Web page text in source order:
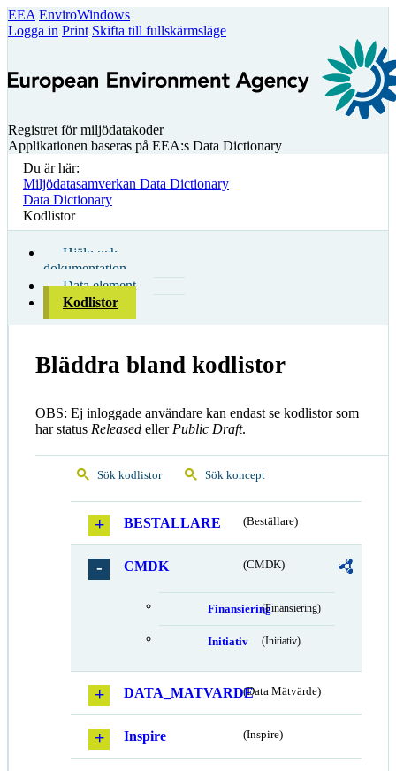
EEA EnviroWindows
Logga in Print Skifta till fullskärmsläge
Registret för miljödatakoder
Applikationen baseras på EEA:s Data Dictionary
Du är här:
Miljödatasamverkan Data Dictionary
Data Dictionary
Kodlistor
Hjälp och
dokumentation
Data element
Kodlistor
Bläddra bland kodlistor
OBS: Ej inloggade användare kan endast se kodlistor som
har status Released eller Public Draft.
Sök kodlistor Sök koncept
BESTALLARE (Beställare)
CMDK (CMDK)
Finansiering(Finansiering)
Initiativ (Initiativ)
DATA_MATVARDE(Data Mätvärde)
Inspire (Inspire)